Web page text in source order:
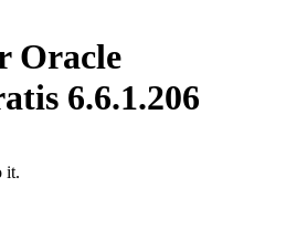
Oracle
6.6.1.206
it.